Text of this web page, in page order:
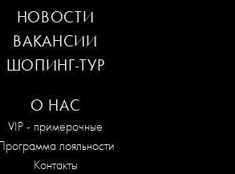
О НАС
VIP - примерочные
лояльности
Контакты
НОВОСТИ
ВАКАНСИИ
ШОПИНГ-ТУР